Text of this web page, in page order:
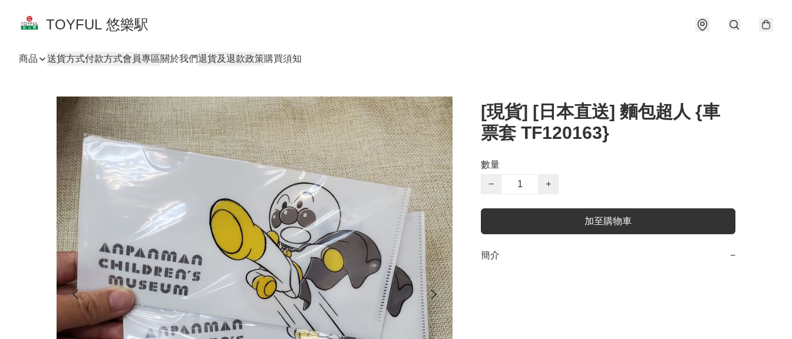
TOYFUL 悠樂駅
商品 送貨方式付款方式會員專區關於我們退貨及退款政策購買須知
[現貨] [日本直送] 麵包超人 {車
票套 TF120163}
數量
−
+
加至購物車
簡介 −